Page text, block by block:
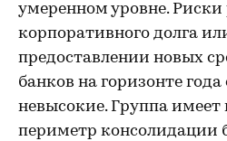
умеренном уровне.
корпоративного долга
предоставлении новых
банков на горизонте
невысокие. Группа
периметр консолидации